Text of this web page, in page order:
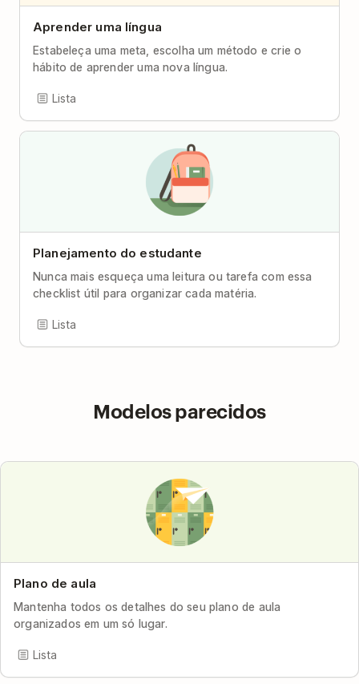
Aprender uma língua
Estabeleça uma meta, escolha um método e crie o
hábito de aprender uma nova língua.
Lista
Planejamento do estudante
Nunca mais esqueça uma leitura ou tarefa com essa
checklist útil para organizar cada matéria.
Lista
Modelos parecidos
Plano de aula
Mantenha todos os detalhes do seu plano de aula
organizados em um só lugar.
Lista